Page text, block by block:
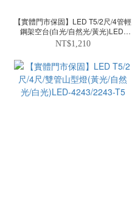
【實體門市保固】LED T5/2尺/4管輕
鋼架空台(白光/自然光/黃光)LED-
2441-T5
NT$1,210